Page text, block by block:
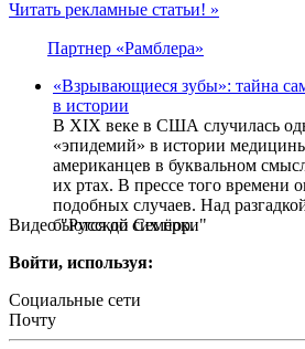
Видео "Русской Семёрки"
Читать рекламные статьи! »
Партнер «Рамблера»
«Взрывающиеся зубы»: тайна
в истории
В XIX веке в США случилась
«эпидемий» в истории
американцев в буквальном
их ртах. В прессе того времени
подобных случаев. Над
бьются до сих пор.
Войти, используя:
Социальные сети
Почту